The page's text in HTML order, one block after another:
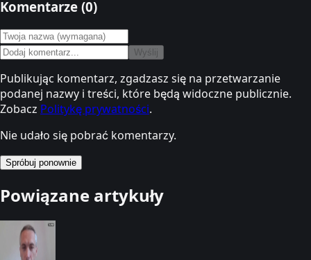
Komentarze (0)
Wyślij
Publikując komentarz, zgadzasz się na przetwarzanie
podanej nazwy i treści, które będą widoczne publicznie.
Zobacz Politykę prywatności.
Nie udało się pobrać komentarzy.
Spróbuj ponownie
Powiązane artykuły